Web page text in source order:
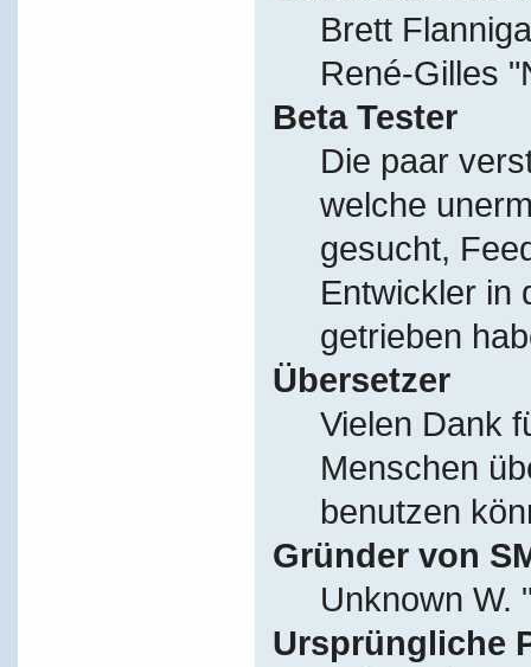
Brett
René-Gilles
Beta Tester
Die paar
welche
gesucht,
Entwickler in
getrieben
Übersetzer
Vielen Dank
Menschen
benutzen
Gründer von
Unknown W.
Ursprüngliche